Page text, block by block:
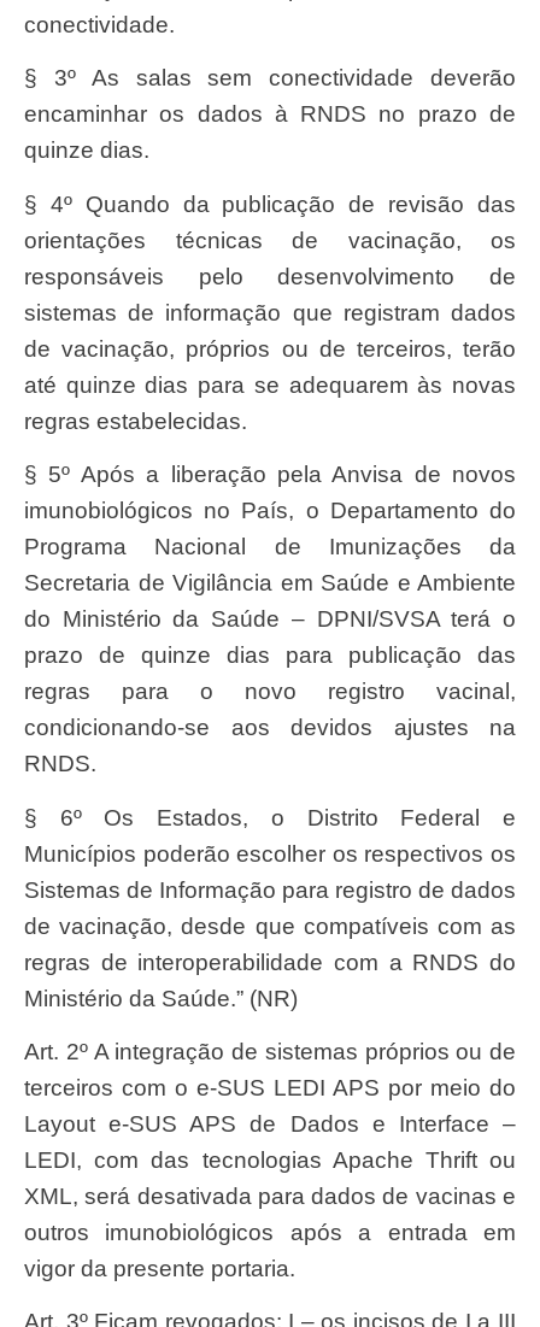
conectividade.
§ 3º As salas sem conectividade deverão
encaminhar os dados à RNDS no prazo de
quinze dias.
§ 4º Quando da publicação de revisão das
orientações técnicas de vacinação, os
responsáveis pelo desenvolvimento de
sistemas de informação que registram dados
de vacinação, próprios ou de terceiros, terão
até quinze dias para se adequarem às novas
regras estabelecidas.
§ 5º Após a liberação pela Anvisa de novos
imunobiológicos no País, o Departamento do
Programa Nacional de Imunizações da
Secretaria de Vigilância em Saúde e Ambiente
do Ministério da Saúde – DPNI/SVSA terá o
prazo de quinze dias para publicação das
regras para o novo registro vacinal,
condicionando-se aos devidos ajustes na
RNDS.
§ 6º Os Estados, o Distrito Federal e
Municípios poderão escolher os respectivos os
Sistemas de Informação para registro de dados
de vacinação, desde que compatíveis com as
regras de interoperabilidade com a RNDS do
Ministério da Saúde.” (NR)
Art. 2º A integração de sistemas próprios ou de
terceiros com o e-SUS LEDI APS por meio do
Layout e-SUS APS de Dados e Interface –
LEDI, com das tecnologias Apache Thrift ou
XML, será desativada para dados de vacinas e
outros imunobiológicos após a entrada em
vigor da presente portaria.
Art. 3º Ficam revogados: I – os incisos de I a III